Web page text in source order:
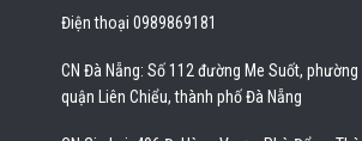
Điện thoại 0989869181
CN Đà Nẵng: Số 112 đường Me Suốt, phường
quận Liên Chiểu, thành phố Đà Nẵng